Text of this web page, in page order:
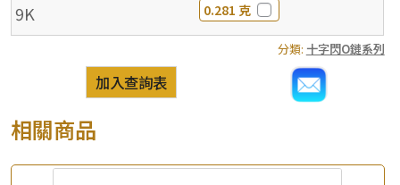
9K 0.281 克
分類: 十字閃O鏈系列
加入查詢表
相關商品